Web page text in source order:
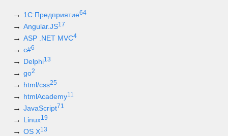
1С:Предприятие64
Angular.JS17
ASP .NET MVC4
c#6
Delphi13
go2
html/css25
htmlAcademy11
JavaScript71
Linux19
OS X13